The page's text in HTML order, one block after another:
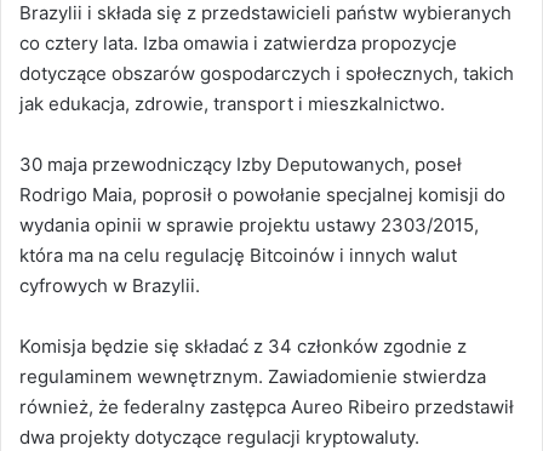
Brazylii i składa się z przedstawicieli państw wybieranych
co cztery lata. Izba omawia i zatwierdza propozycje
dotyczące obszarów gospodarczych i społecznych, takich
jak edukacja, zdrowie, transport i mieszkalnictwo.
30 maja przewodniczący Izby Deputowanych, poseł
Rodrigo Maia, poprosił o powołanie specjalnej komisji do
wydania opinii w sprawie projektu ustawy 2303/2015,
która ma na celu regulację Bitcoinów i innych walut
cyfrowych w Brazylii.
Komisja będzie się składać z 34 członków zgodnie z
regulaminem wewnętrznym. Zawiadomienie stwierdza
również, że federalny zastępca Aureo Ribeiro przedstawił
dwa projekty dotyczące regulacji kryptowaluty.